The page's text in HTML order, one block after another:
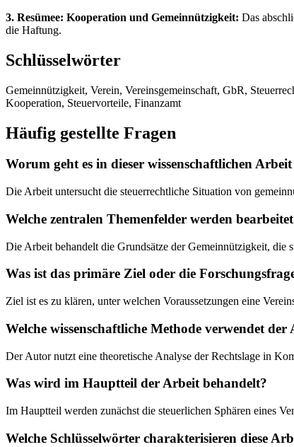
3. Resümee: Kooperation und Gemeinnützigkeit: Das
die Haftung.
Schlüsselwörter
Gemeinnützigkeit, Verein, Vereinsgemeinschaft, GbR,
Kooperation, Steuervorteile, Finanzamt
Häufig gestellte Fragen
Worum geht es in dieser wissenschaftlichen
Die Arbeit untersucht die steuerrechtliche Situation von
Welche zentralen Themenfelder werden
Die Arbeit behandelt die Grundsätze der Gemeinnützigkeit,
Was ist das primäre Ziel oder die
Ziel ist es zu klären, unter welchen Voraussetzungen eine
Welche wissenschaftliche Methode verwendet der
Der Autor nutzt eine theoretische Analyse der Rechtslage in
Was wird im Hauptteil der Arbeit behandelt?
Im Hauptteil werden zunächst die steuerlichen Sphären eines
Welche Schlüsselwörter charakterisieren diese